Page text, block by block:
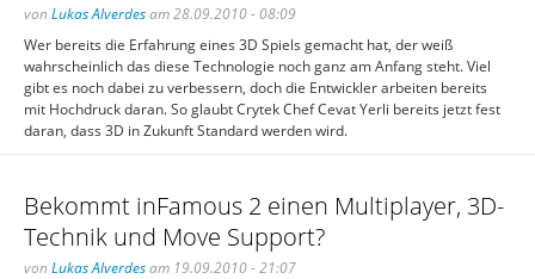
von Lukas Alverdesam 28.09.2010 - 08:09
Wer bereits die Erfahrung eines 3D Spiels gemacht hat, der weiß
wahrscheinlich das diese Technologie noch ganz am Anfang steht. Viel
gibt es noch dabei zu verbessern, doch die Entwickler arbeiten bereits
mit Hochdruck daran. So glaubt Crytek Chef Cevat Yerli bereits jetzt fest
daran, dass 3D in Zukunft Standard werden wird.
Bekommt inFamous 2 einen Multiplayer, 3D-
Technik und Move Support?
von Lukas Alverdesam 19.09.2010 - 21:07